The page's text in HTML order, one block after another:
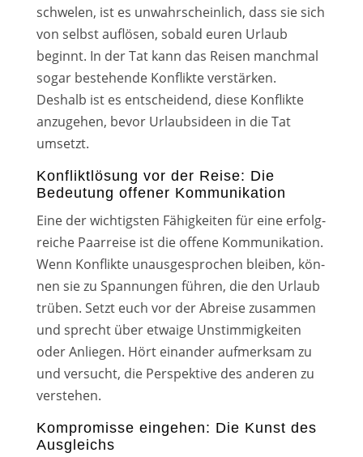
schwe­len, ist es unwahr­schein­lich, dass sie sich
von selbst auf­lö­sen, sobald euren Urlaub
beginnt. In der Tat kann das Reisen manch­mal
sogar bestehen­de Konflikte ver­stär­ken.
Deshalb ist es ent­schei­dend, die­se Konflikte
anzu­ge­hen, bevor Urlaubsideen in die Tat
umsetzt.
Konfliktlösung vor der Reise: Die
Bedeutung offener Kommunikation
Eine der wich­tigs­ten Fähigkeiten für eine erfolg­
rei­che Paarreise ist die offe­ne Kommunikation.
Wenn Konflikte unaus­ge­spro­chen blei­ben, kön­
nen sie zu Spannungen füh­ren, die den Urlaub
trü­ben. Setzt euch vor der Abreise zusam­men
und sprecht über etwa­ige Unstimmigkeiten
oder Anliegen. Hört ein­an­der auf­merk­sam zu
und ver­sucht, die Perspektive des ande­ren zu
ver­ste­hen.
Kompromisse eingehen: Die Kunst des
Ausgleichs